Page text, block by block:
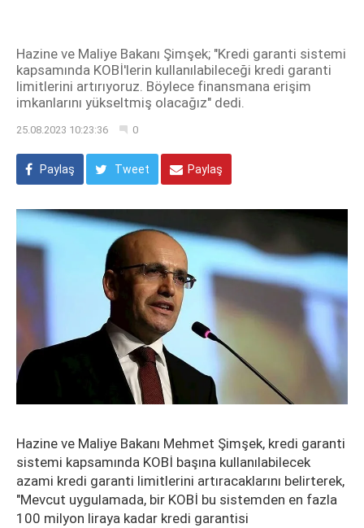
Hazine ve Maliye Bakanı Şimşek; "Kredi garanti sistemi
kapsamında KOBİ'lerin kullanılabileceği kredi garanti
limitlerini artırıyoruz. Böylece finansmana erişim
imkanlarını yükseltmiş olacağız" dedi.
25.08.2023 10:23:36 0
Paylaş Tweet Paylaş
Hazine ve Maliye Bakanı Mehmet Şimşek, kredi garanti
sistemi kapsamında KOBİ başına kullanılabilecek
azami kredi garanti limitlerini artıracaklarını belirterek,
"Mevcut uygulamada, bir KOBİ bu sistemden en fazla
100 milyon liraya kadar kredi garantisi